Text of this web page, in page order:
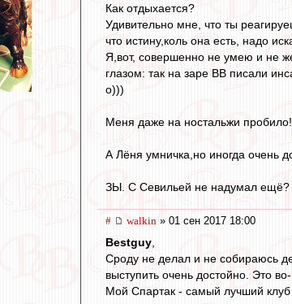
Как отдыхается?
Удивительно мне, что ты
что истину,коль она есть, надо
Я,вот, совершенно не умею и не
глазом: так на заре ВВ писали
о)))
Меня даже на ностальжи пробило!
А Лёня умничка,но иногда очень
ЗЫ. С Севильей не надумал ещё?
# walkin » 01 сен 2017 18:00
Bestguy
Сроду не делал и не собираюсь
выступить очень достойно. Это
Мой Спартак - самый лучший клуб